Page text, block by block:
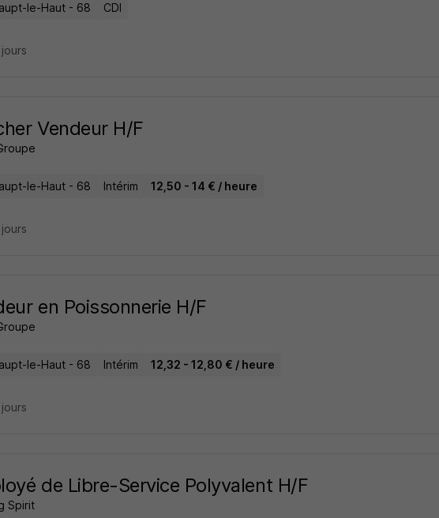
le-Haut - 68 CDI
Vendeur H/F
le-Haut - 68 Intérim 12,50 - 14 € / heure
en Poissonnerie H/F
le-Haut - 68 Intérim 12,32 - 12,80 € / heure
de Libre-Service Polyvalent H/F
Spirit